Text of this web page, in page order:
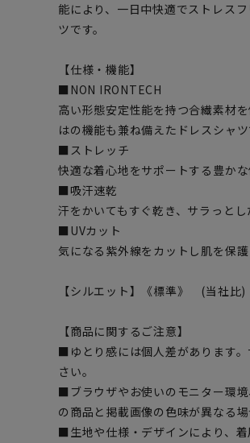
能により、一日中快適でストレス
ツです。
【仕様・機能】
■NON IRONTECH
高い形態安定性能を持つ合繊素材
はの機能も兼ね備えたドレスシャツ
■ストレッチ
快適な着心地をサポートする豊かな
■吸汗速乾
汗をかいてもすぐ乾き、サラっと
■UVカット
気になる紫外線をカットし肌を保護
【シルエット】《標準》 (当社比)
【商品に関するご注意】
■ゆとり感には個人差があります
さい。
■ブラウザやお使いのモニター環
の商品と掲載画像の色味が異なる場
■生地や仕様・デザインにより、